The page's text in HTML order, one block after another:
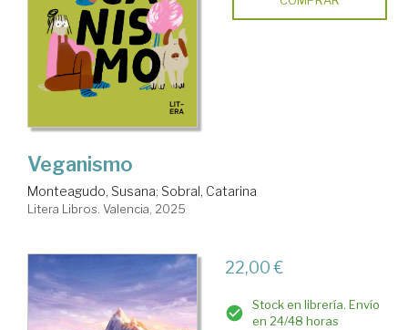
Veganismo
Monteagudo, Susana; Sobral, Catarina
Litera Libros. Valencia, 2025
22,00 €
Stock en librería. Envío
en 24/48 horas